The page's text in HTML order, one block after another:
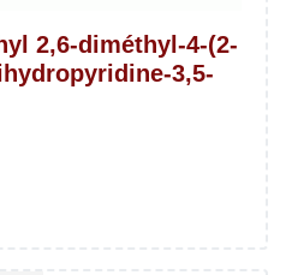
2,6-diméthyl-4-(2-
3,5-